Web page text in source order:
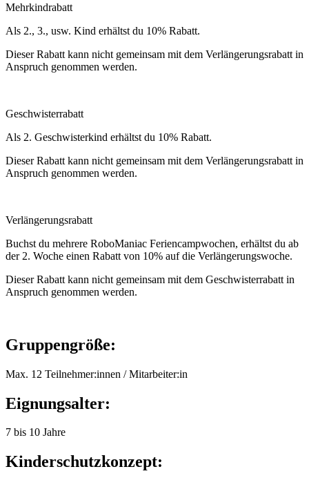
Mehrkindrabatt
Als 2., 3., usw. Kind erhältst du 10% Rabatt.
Dieser Rabatt kann nicht gemeinsam mit dem Verlängerungsrabatt in
Anspruch genommen werden.
Geschwisterrabatt
Als 2. Geschwisterkind erhältst du 10% Rabatt.
Dieser Rabatt kann nicht gemeinsam mit dem Verlängerungsrabatt in
Anspruch genommen werden.
Verlängerungsrabatt
Buchst du mehrere RoboManiac Feriencampwochen, erhältst du ab
der 2. Woche einen Rabatt von 10% auf die Verlängerungswoche.
Dieser Rabatt kann nicht gemeinsam mit dem Geschwisterrabatt in
Anspruch genommen werden.
Gruppengröße:
Max. 12 Teilnehmer:innen / Mitarbeiter:in
Eignungsalter:
7 bis 10 Jahre
Kinderschutzkonzept: